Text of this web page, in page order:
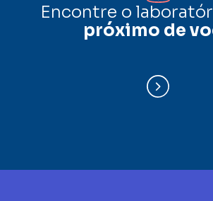
Encontre o
próximo de